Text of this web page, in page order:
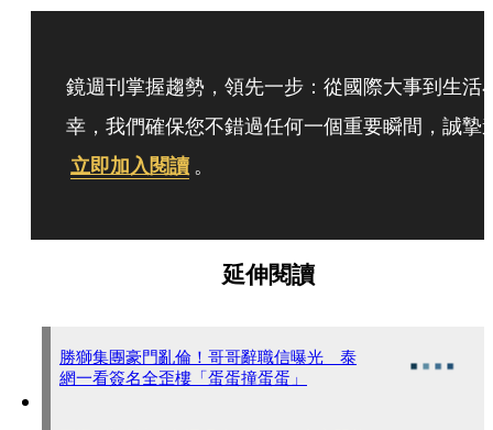
鏡週刊掌握趨勢，領先一步：從國際大事到生活
幸，我們確保您不錯過任何一個重要瞬間，誠摯
立即加入閱讀 。
延伸閱讀
勝獅集團豪門亂倫！哥哥辭職信曝光 泰
網一看簽名全歪樓「蛋蛋撞蛋蛋」